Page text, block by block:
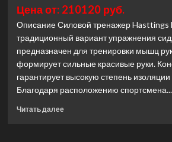
Bronze
Gym
PL-
1701
(Лучшая
цена)
Цена от: 210120 руб.
Описание Силовой тренажер Hasttings
традиционный вариант упражнения
предназначен для тренировки мышц
формирует сильные красивые руки.
гарантирует высокую степень
Благодаря расположению спортсмена...
Читать далееПрочитать